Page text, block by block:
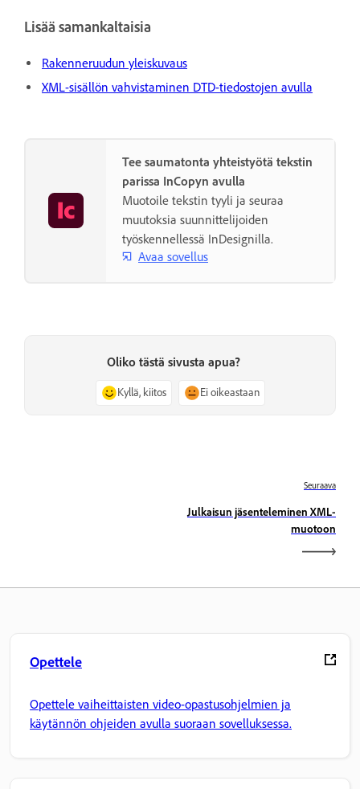
Lisää samankaltaisia
Rakenneruudun yleiskuvaus
XML-sisällön vahvistaminen DTD-tiedostojen avulla
Tee saumatonta yhteistyötä tekstin
parissa InCopyn avulla
Muotoile tekstin tyyli ja seuraa
muutoksia suunnittelijoiden
työskennellessä InDesignilla.
Avaa sovellus
Oliko tästä sivusta apua?
Kyllä, kiitos Ei oikeastaan
Seuraava
Julkaisun jäsenteleminen XML-
muotoon
Opettele
Opettele vaiheittaisten video-opastusohjelmien ja
käytännön ohjeiden avulla suoraan sovelluksessa.